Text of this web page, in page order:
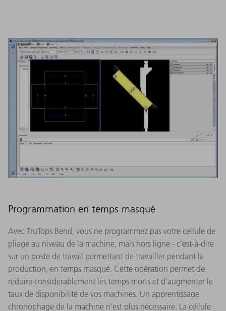
Programmation en temps masqué
Avec TruTops Bend, vous ne programmez pas votre cellule de
pliage au niveau de la machine, mais hors ligne - c'est-à-dire
sur un poste de travail permettant de travailler pendant la
production, en temps masqué. Cette opération permet de
réduire considérablement les temps morts et d'augmenter le
taux de disponibilité de vos machines. Un apprentissage
chronophage de la machine n'est plus nécessaire. La cellule